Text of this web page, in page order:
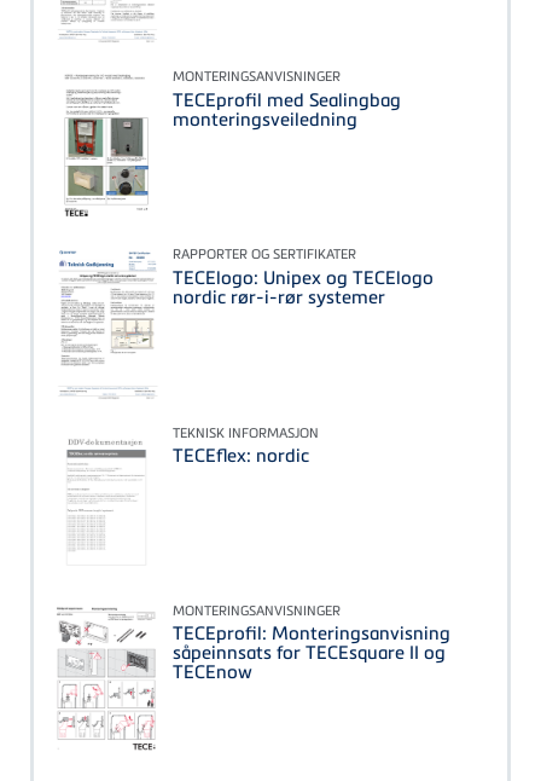
MONTERINGSANVISNINGER
TECEprofil med Sealingbag
monteringsveiledning
RAPPORTER OG SERTIFIKATER
TECElogo: Unipex og TECElogo
nordic rør-i-rør systemer
TEKNISK INFORMASJON
TECEflex: nordic
MONTERINGSANVISNINGER
TECEprofil: Monteringsanvisning
såpeinnsats for TECEsquare II og
TECEnow